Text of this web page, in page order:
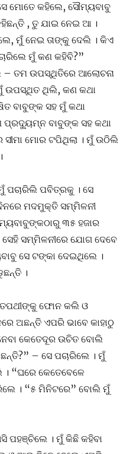
ମୋତେ କହିଲେ, ସୌମ୍ୟବାବୁ
, ତୁ ଯାଇ ନେଇ ଆ ।
ମୁଁ ନେଇ ତାଙ୍କୁ ଦେଲି । କିଏ
ମୁଁ କଣ କହିବି?”
ତମ ଉପସ୍ଥିତିରେ ଆଲୋଚନା
ଉପସ୍ଥିତ ଥିଲି, କଣ କଥା
ବାବୁଙ୍କ ସହ ମୁଁ କଥା
ବାବୁଙ୍କ ସହ କଥା
ସୀମା ମୋର ଟପିଥିଲା । ମୁଁ ଉଠିଲି
ପଚାରିଲି ପବିତ୍ରକୁ । ସେ
ମଦମୁକ୍ତି ସମ୍ମିଳନୀ
୩୫ ହଜାର
ସମ୍ମିଳନୀରେ ଯୋଗ ଦେବେ
ସେ ଟଙ୍କା ଦେଇଥିଲେ ।
।
ଫୋନ କଲି ଓ
ଅଛନ୍ତି ଏପରି ଭାବେ କାହାଠୁ
ନେବା କେତେଦୂର ଉଚିତ ବୋଲି
– ସେ ପଚାରିଲେ । ମୁଁ
“ଘରେ କେତେବେଳେ
। “୫ ମିନିଟରେ” ବୋଲି ମୁଁ
ପହଞ୍ଚିଲେ । ମୁଁ କିଛି କହିବା